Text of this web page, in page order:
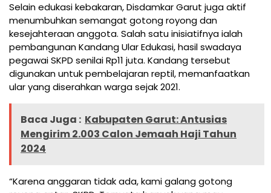
Selain edukasi kebakaran, Disdamkar Garut juga aktif
menumbuhkan semangat gotong royong dan
kesejahteraan anggota. Salah satu inisiatifnya ialah
pembangunan Kandang Ular Edukasi, hasil swadaya
pegawai SKPD senilai Rp11 juta. Kandang tersebut
digunakan untuk pembelajaran reptil, memanfaatkan
ular yang diserahkan warga sejak 2021.
Baca Juga : Kabupaten Garut: Antusias
Mengirim 2.003 Calon Jemaah Haji Tahun
2024
“Karena anggaran tidak ada, kami galang gotong